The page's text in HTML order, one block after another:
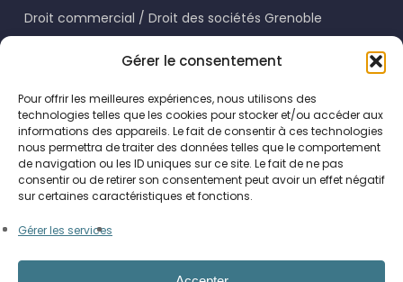
Gérer le consentement
Pour offrir les meilleures expériences, nous utilisons des
technologies telles que les cookies pour stocker et/ou accéder aux
informations des appareils. Le fait de consentir à ces technologies
nous permettra de traiter des données telles que le comportement
de navigation ou les ID uniques sur ce site. Le fait de ne pas
consentir ou de retirer son consentement peut avoir un effet négatif
sur certaines caractéristiques et fonctions.
Gérer les services
Droit commercial / Droit des sociétés Grenoble
Cabinet FTN Avocats
38000 GRENOBLE
04 76 87 00 08